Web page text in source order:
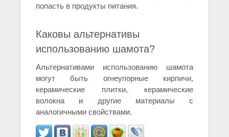
попасть в продукты питания.
Каковы альтернативы
использованию шамота?
Альтернативами использованию шамота
могут быть огнеупорные кирпичи,
керамические плитки, керамические
волокна и другие материалы с
аналогичными свойствами.